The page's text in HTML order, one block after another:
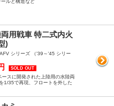
ルと構造など
用戦車 特二式内火
)
シリーズ （'39～'45 シリー
SOLD OUT
スに開発された上陸用の水陸両
1/35で再現、フロートを外した